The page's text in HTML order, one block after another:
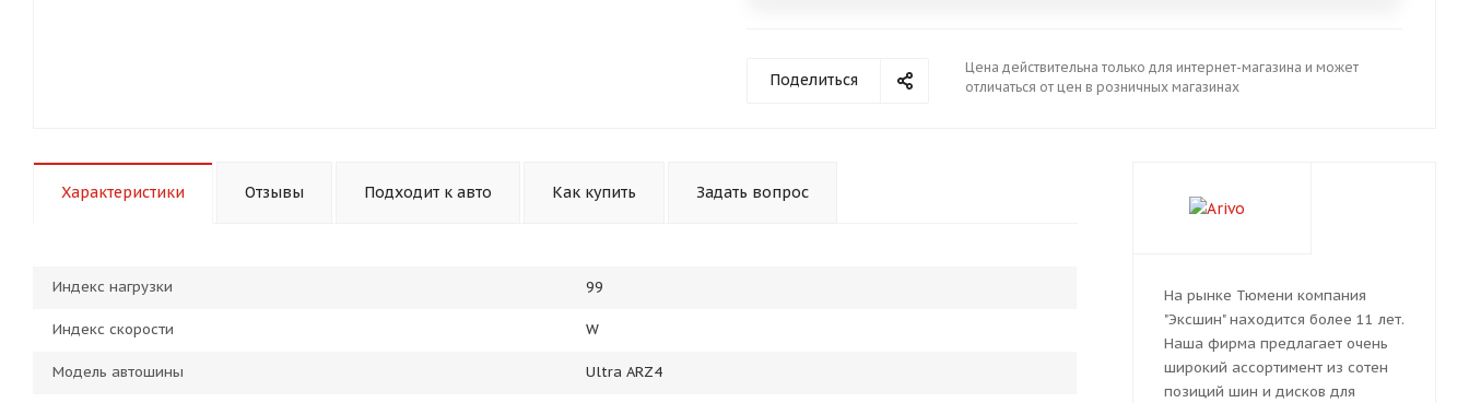
Поделиться
Цена действительна только для интернет-магазина и может
отличаться от цен в розничных магазинах
Характеристики Отзывы Подходит к авто Как купить Задать вопрос
Индекс нагрузки 99
Индекс скорости W
Модель автошины Ultra ARZ4
На рынке Тюмени компания
"Эксшин" находится более 11 лет.
Наша фирма предлагает очень
широкий ассортимент из сотен
позиций шин и дисков для
Подробнееоб оплате Плайтом